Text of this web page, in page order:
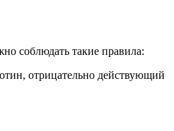
соблюдать такие правила:
отрицательно действующий